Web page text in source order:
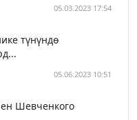
05.03.2023 17:54
түнүндө
05.06.2023 10:51
Шевченкого